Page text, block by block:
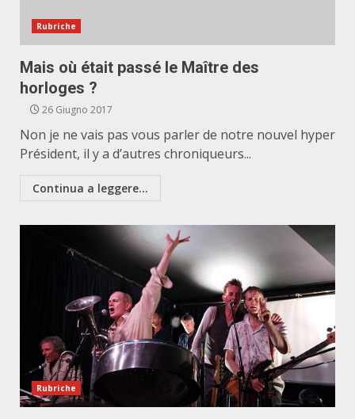
Rubriche
Mais où était passé le Maître des
horloges ?
26 Giugno 2017
Non je ne vais pas vous parler de notre nouvel hyper
Président, il y a d’autres chroniqueurs...
Continua a leggere...
Rubriche